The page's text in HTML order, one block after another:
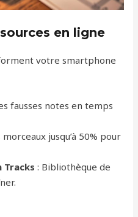
en ligne
votre smartphone
fausses notes en temps
jusqu’à 50% pour
Tracks : Bibliothèque de